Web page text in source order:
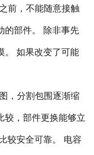
前，不能随意接触
的部件。 除非事先
。 如果改变了可能
，分割包围逐渐缩
较，部件更换能够立
较安全可靠。 电容